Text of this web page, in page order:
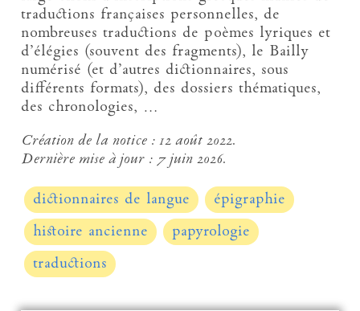
traductions françaises personnelles, de
nombreuses traductions de poèmes lyriques et
d’élégies (souvent des fragments), le Bailly
numérisé (et d’autres dictionnaires, sous
différents formats), des dossiers thématiques,
des chronologies, …
Création de la notice :12 août 2022.
Dernière mise à jour : 7 juin 2026.
dictionnaires de langue
épigraphie
histoire ancienne
papyrologie
traductions